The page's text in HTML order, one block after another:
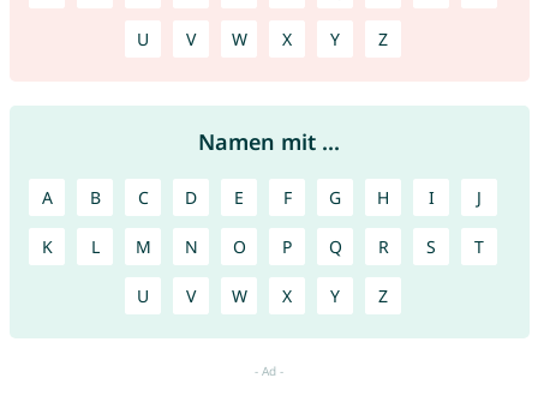
U V W X Y Z
Namen mit ...
A B C D E F G H I J
K L M N O P Q R S T
U V W X Y Z